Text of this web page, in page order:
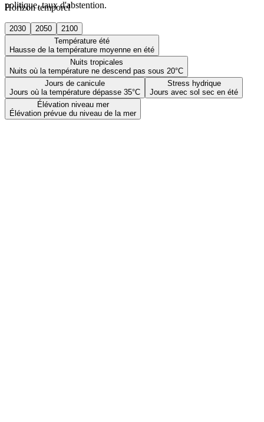
Horizon temporel
2030 2050
2100
Température été
Hausse de la température moyenne en été
Nuits tropicales
Nuits où la température ne descend pas sous 20°C
Jours de canicule
Jours où la température dépasse 35°C
Stress hydrique
Jours avec sol sec en été
Élévation niveau mer
Élévation prévue du niveau de la mer
politique, taux d'abstention.